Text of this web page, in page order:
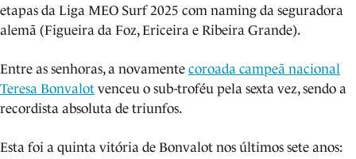
etapas da Liga MEO Surf 2025 com naming da seguradora
alemã (Figueira da Foz, Ericeira e Ribeira Grande).
Entre as senhoras, a novamente coroada campeã nacional
Teresa Bonvalot venceu o sub-troféu pela sexta vez, sendo a
recordista absoluta de triunfos.
Esta foi a quinta vitória de Bonvalot nos últimos sete anos: